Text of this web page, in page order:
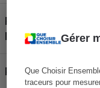
Gérer
Que Choisir
traceurs pour
Régulateur de
la crosse
Puissance